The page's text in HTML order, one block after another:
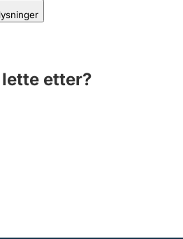
etter?